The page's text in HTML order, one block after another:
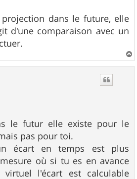
dans le future, elle
d'une comparaison avec un
a
le futur elle existe pour le
pas pour toi.
écart en temps est plus
où si tu es en avance
l'écart est calculable